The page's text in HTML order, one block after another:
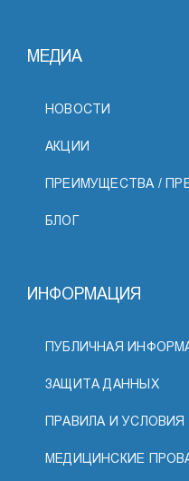
МЕДИА
НОВОСТИ
АКЦИИ
ПРЕИМУЩЕСТВА /
БЛОГ
ИНФОРМАЦИЯ
ПУБЛИЧНАЯ
ЗАЩИТА ДАННЫХ
ПРАВИЛА И
МЕДИЦИНСКИЕ